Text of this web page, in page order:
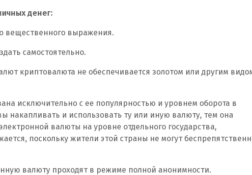
денег:
вещественного выражения.
самостоятельно.
криптовалюта не обеспечивается золотом или другим
исключительно с ее популярностью и уровнем оборота в
накапливать и использовать ту или иную валюту, тем она
валюты на уровне отдельного государства,
поскольку жители этой страны не могут
валюту проходят в режиме полной анонимности.